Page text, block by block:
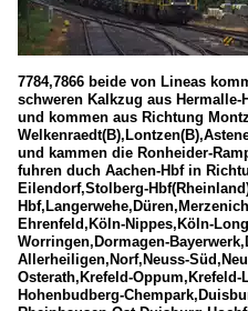
7784,7866 beide von Lineas
schweren Kalkzug aus Hermalle-
und kommen aus Richtung
und kammen die Ronheider-
fuhren duch Aachen-Hbf in
Eilendorf,Stolberg-
Ehrenfeld,Köln-Nippes,Köln-
Worringen,Dormagen-
Allerheiligen,Norf,Neuss-
Osterath,Krefeld-
Hohenbudberg-